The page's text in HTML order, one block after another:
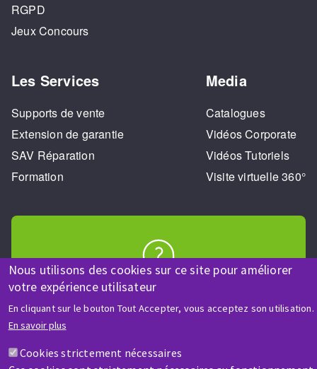
Nous utilisons des cookies sur ce site pour améliorer
votre expérience utilisateur
En cliquant sur le bouton Tout Accepter, vous acceptez son utilisation.
En savoir plus
Cookies strictement nécessaires
RGPD
Jeux Concours
Les Services
Supports de vente
Extension de garantie
SAV Réparation
Formation
Media
Catalogues
Vidéos Corporate
Vidéos Tutoriels
Visite virtuelle 360°
AIDE & CONTACT
Une question ? Un renseignement ?
Contactez-nous